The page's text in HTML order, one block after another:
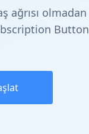
ağrısı